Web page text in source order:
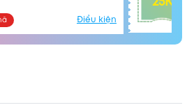
Điều kiện